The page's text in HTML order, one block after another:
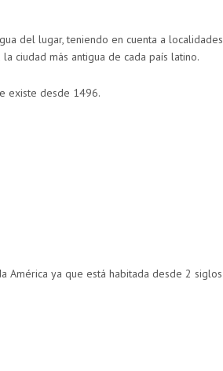
del lugar, teniendo en cuenta a localidades
ciudad más antigua de cada país latino.
existe desde 1496.
América ya que está habitada desde 2 siglos